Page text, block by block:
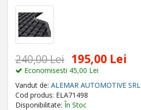
240,00 Lei 195,00 Lei
Economisesti 45,00 Lei
Vandut de: ALEMAR AUTOMOTIVE SRL
Cod produs: ELA71498
Disponibilitate: În Stoc